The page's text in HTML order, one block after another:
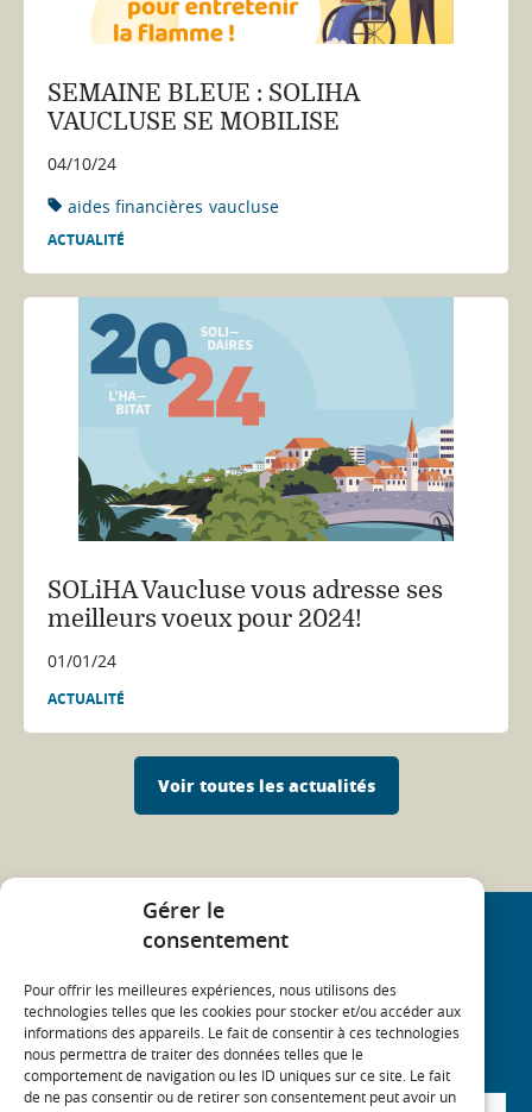
Gérer le
consentement
Pour offrir les meilleures expériences, nous utilisons des
technologies telles que les cookies pour stocker et/ou accéder aux
informations des appareils. Le fait de consentir à ces technologies
nous permettra de traiter des données telles que le
comportement de navigation ou les ID uniques sur ce site. Le fait
de ne pas consentir ou de retirer son consentement peut avoir un
SEMAINE BLEUE : SOLIHA
VAUCLUSE SE MOBILISE
04/10/24
aides financières vaucluse
ACTUALITÉ
SOLiHA Vaucluse vous adresse ses
meilleurs voeux pour 2024!
01/01/24
ACTUALITÉ
Voir toutes les actualités
NEWSLETTER
SOLIHA News - Retrouvez toutes les dernières
actualités du Mouvement SOLIHA dans votre boîte
mail (trismestriel)